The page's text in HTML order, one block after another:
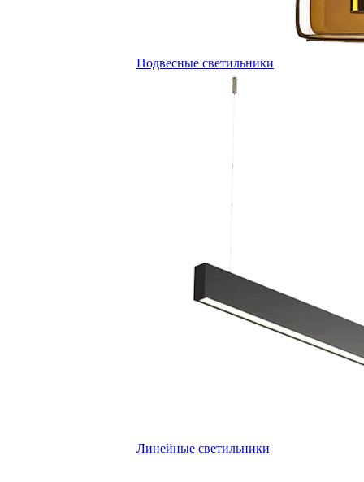
Подвесные светильники
Линейные светильники